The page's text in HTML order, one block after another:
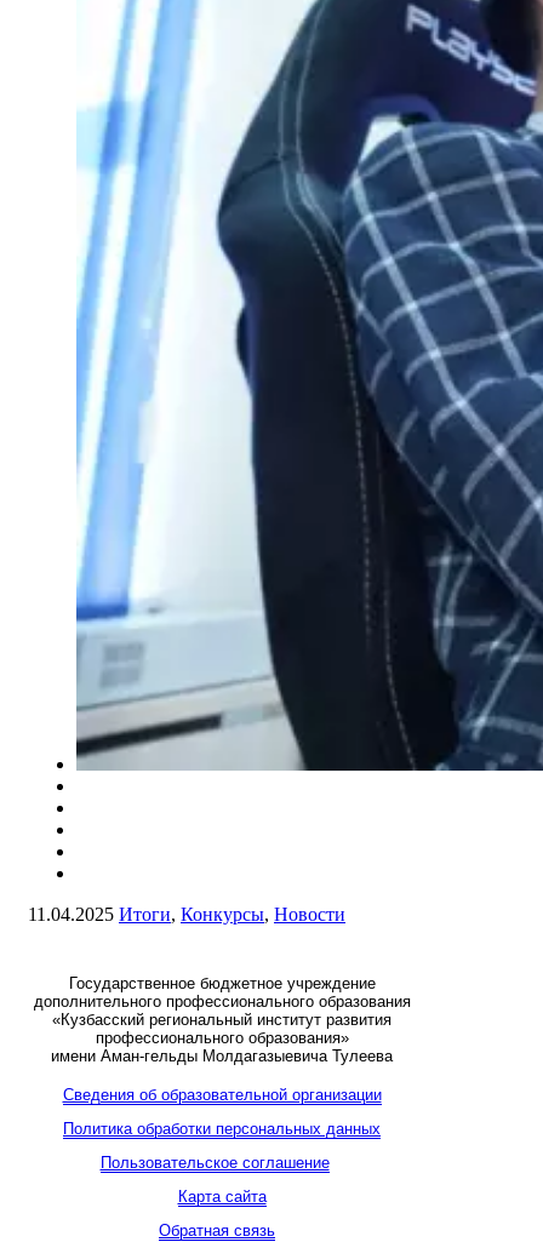
11.04.2025 Итоги, Конкурсы, Новости
Государственное бюджетное учреждение
дополнительного профессионального образования
«Кузбасский региональный институт развития
профессионального образования»
имени Аман-гельды Молдагазыевича Тулеева
Сведения об образовательной организации
Политика обработки персональных данных
Пользовательское соглашение
Карта сайта
Обратная связь